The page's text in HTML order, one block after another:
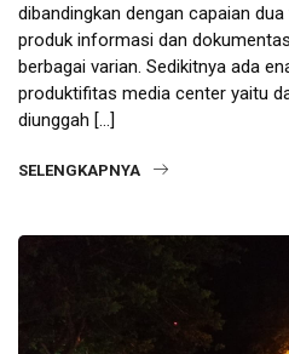
dibandingkan dengan capaian
produk informasi dan
berbagai varian. Sedikitnya ada
produktifitas media center yaitu
diunggah […]
SELENGKAPNYA